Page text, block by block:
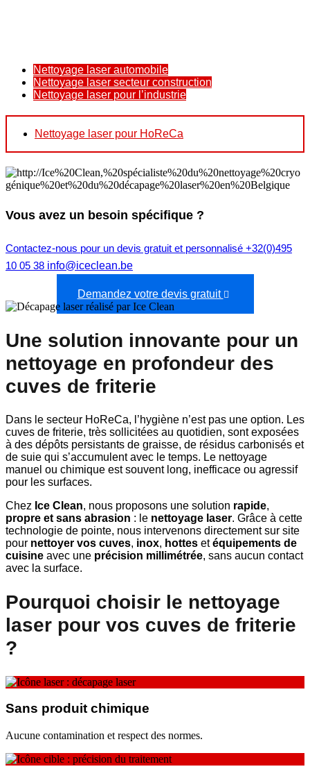
Nettoyage laser automobile
Nettoyage laser secteur construction
Nettoyage laser pour l’industrie
Nettoyage laser pour HoReCa
Vous avez un besoin spécifique ?
Contactez-nous pour un devis gratuit et personnalisé +32(0)495
10 05 38 info@iceclean.be
Demandez votre devis gratuit
Une solution innovante pour un
nettoyage en profondeur des
cuves de friterie
Dans le secteur HoReCa, l’hygiène n’est pas une option. Les
cuves de friterie, très sollicitées au quotidien, sont exposées
à des dépôts persistants de graisse, de résidus carbonisés et
de suie qui s’accumulent avec le temps. Le nettoyage
manuel ou chimique est souvent long, inefficace ou agressif
pour les surfaces.
Chez Ice Clean, nous proposons une solution rapide,
propre et sans abrasion : le nettoyage laser. Grâce à cette
technologie de pointe, nous intervenons directement sur site
pour nettoyer vos cuves, inox, hottes etéquipements de
cuisine avec une précision millimétrée, sans aucun contact
avec la surface.
Pourquoi choisir le nettoyage
laser pour vos cuves de friterie
?
Sans produit chimique
Aucune contamination et respect des normes.